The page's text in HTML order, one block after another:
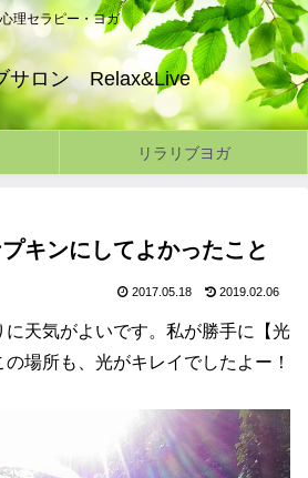
心理セラピー・ヨガ
サロン Relax&Live
リラリブヨガ
プキンにしてよかったこと
2017.05.18 2019.02.06
天気がよいです。私が勝手に【光
場所も、光がキレイでしたよー！